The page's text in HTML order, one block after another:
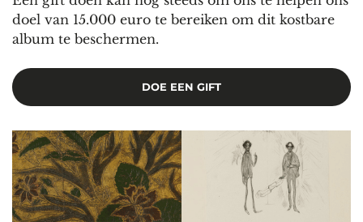
doel van 15.000 euro te bereiken om dit kostbare
album te beschermen.
DOE EEN GIFT